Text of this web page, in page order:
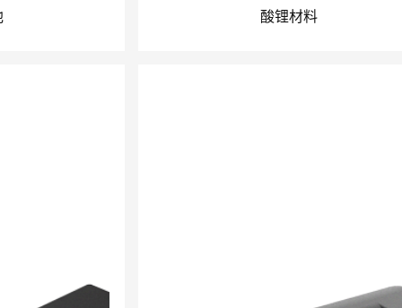
酸锂材料